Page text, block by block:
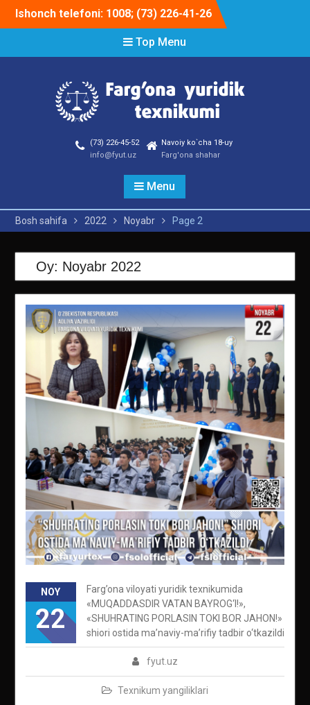
Ishonch telefoni: 1008; (73) 226-41-26
Top Menu
(73) 226-45-52
info@fyut.uz
Navoiy ko`cha 18-uy
Farg'ona shahar
Menu
Bosh sahifa 2022 Noyabr Page 2
Oy: Noyabr 2022
NOY
22
fyut.uz
Texnikum yangiliklari
Farg’ona viloyati yuridik texnikumida
«MUQADDASDIR VATAN BAYROG‘I!»,
«SHUHRATING PORLASIN TOKI BOR JAHON!»
shiori ostida ma’naviy-ma’rifiy tadbir o‘tkazildi